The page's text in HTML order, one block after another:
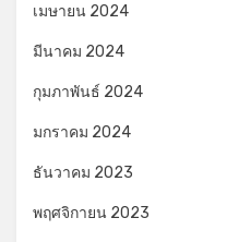
เมษายน 2024
มีนาคม 2024
กุมภาพันธ์ 2024
มกราคม 2024
ธันวาคม 2023
พฤศจิกายน 2023